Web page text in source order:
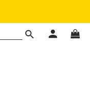
立即購買